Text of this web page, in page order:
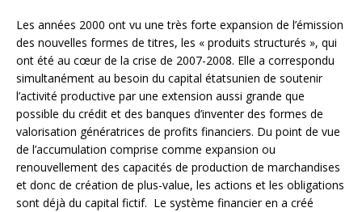
Les années 2000 ont vu une très forte expansion de l’émission
des nouvelles formes de titres, les « produits structurés », qui
ont été au cœur de la crise de 2007-2008. Elle a correspondu
simultanément au besoin du capital étatsunien de soutenir
l’activité productive par une extension aussi grande que
possible du crédit et des banques d’inventer des formes de
valorisation génératrices de profits financiers. Du point de vue
de l’accumulation comprise comme expansion ou
renouvellement des capacités de production de marchandises
et donc de création de plus-value, les actions et les obligations
sont déjà du capital fictif. Le système financier en a créé